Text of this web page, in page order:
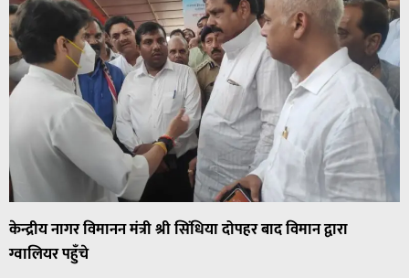
केन्द्रीय नागर विमानन मंत्री श्री सिंधिया दोपहर बाद विमान द्वारा
ग्वालियर पहुँचे